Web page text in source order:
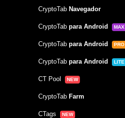
CryptoTab Navegador
CryptoTab para Android MAX
CryptoTab para Android PRO
CryptoTab para Android LITE
CT Pool NEW
CryptoTab Farm
CTags NEW